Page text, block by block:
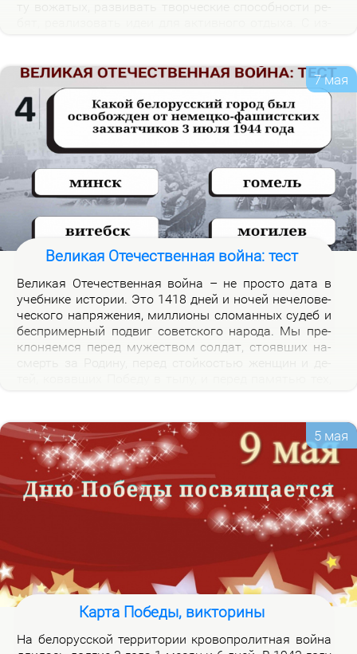
вер­си­те­та.
7 мая
Великая Отечественная война: тест
Ве­ли­кая Оте­че­ствен­ная вой­на – не про­сто да­та в
учеб­ни­ке ис­то­рии. Это 1418 дней и но­чей нече­ло­ве­
че­ско­го на­пря­же­ния, мил­ли­о­ны сло­ман­ных су­деб и
бес­при­мер­ный по­двиг со­вет­ско­го на­ро­да. Мы пре­
кло­ня­ем­ся пе­ред му­же­ством сол­дат, сто­яв­ших на­
ям.
5 мая
Карта Победы, викторины
На бе­ло­рус­ской тер­ри­то­рии кро­во­про­лит­ная вой­на